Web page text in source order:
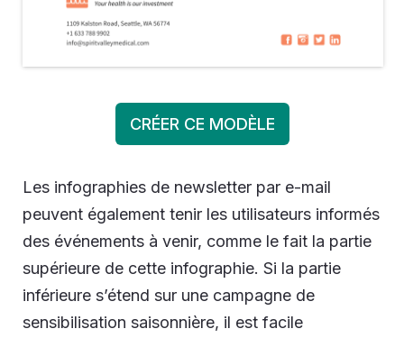
CRÉER CE MODÈLE
Les infographies de newsletter par e-mail
peuvent également tenir les utilisateurs informés
des événements à venir, comme le fait la partie
supérieure de cette infographie. Si la partie
inférieure s’étend sur une campagne de
sensibilisation saisonnière, il est facile